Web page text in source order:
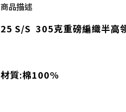
商品描述
25 S/S 305克重磅編織半高
材質:棉100%